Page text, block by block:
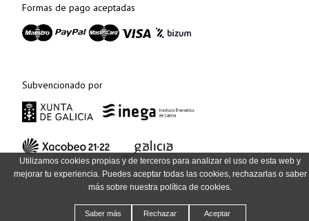
Utilizamos cookies propias y de terceros para analizar el uso de esta web y
mejorar tu experiencia. Puedes aceptar todas las cookies, rechazarlas o saber
más sobre nuestra política de cookies.
Saber más Rechazar Aceptar
Formas de pago aceptadas
Subvencionado por